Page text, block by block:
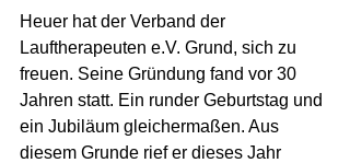
Heuer hat der Verband der
Lauftherapeuten e.V. Grund, sich zu
freuen. Seine Gründung fand vor 30
Jahren statt. Ein runder Geburtstag und
ein Jubiläum gleichermaßen. Aus
diesem Grunde rief er dieses Jahr